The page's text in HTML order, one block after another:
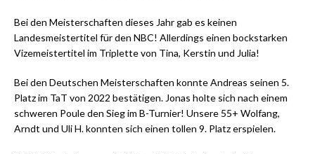
Bei den Meisterschaften dieses Jahr gab es keinen
Landesmeistertitel für den NBC! Allerdings einen bockstarken
Vizemeistertitel im Triplette von Tina, Kerstin und Julia!
Bei den Deutschen Meisterschaften konnte Andreas seinen 5.
Platz im TaT von 2022 bestätigen. Jonas holte sich nach einem
schweren Poule den Sieg im B-Turnier! Unsere 55+ Wolfang,
Arndt und Uli H. konnten sich einen tollen 9. Platz erspielen.